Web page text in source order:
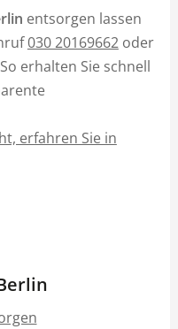
entsorgen lassen
030 20169662oder
erhalten Sie schnell
erfahren Sie in